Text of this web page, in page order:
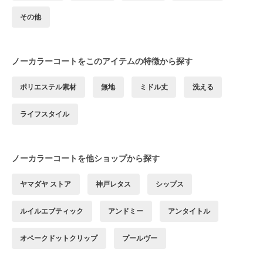
その他
ノーカラーコートをこのアイテムの特徴から探す
ポリエステル素材 無地 ミドル丈 洗える
ライフスタイル
ノーカラーコートを他ショップから探す
ヤマダヤ ストア 神戸レタス シップス
ルイルエブティック アンドミー アンタイトル
オペークドットクリップ プールヴー